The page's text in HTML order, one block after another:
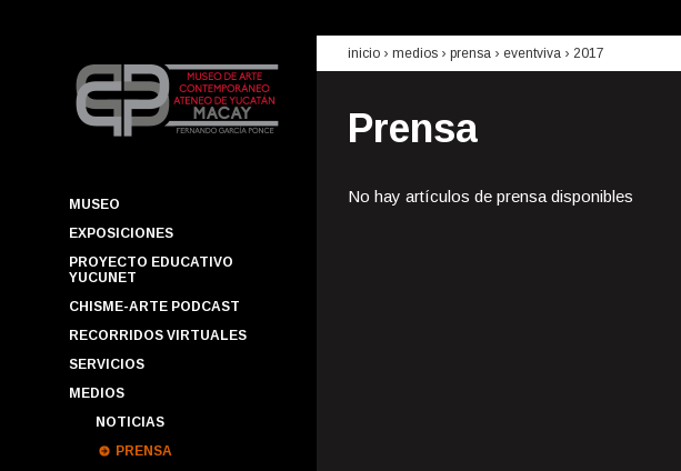
MUSEO
EXPOSICIONES
PROYECTO EDUCATIVO
YUCUNET
CHISME-ARTE PODCAST
RECORRIDOS VIRTUALES
SERVICIOS
MEDIOS
NOTICIAS
PRENSA
inicio › medios › prensa › eventviva › 2017
Prensa
No hay artículos de prensa disponibles